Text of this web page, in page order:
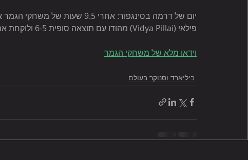
פילאי (Vidya Pillai) מהודו עם תוצאה סופית 6-5 ולוקחת את התואר "אלופת העולם בסנוקר 2017"
וידאו מלא של משחקי הגמר
ביליארד וסנוקר בעולם